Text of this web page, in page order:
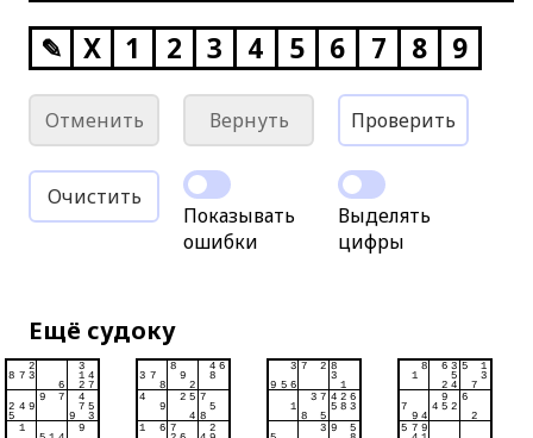
✎ X 1 2 3 4 5 6 7 8 9
Отменить Вернуть Проверить
Очистить
Показывать
ошибки
Выделять
цифры
Ещё судоку